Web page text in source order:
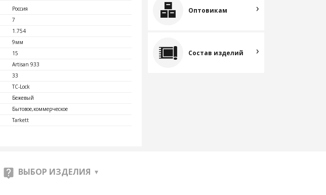
Россия
7
1.754
9мм
15
Artisan 933
33
TС-Lock
Бежевый
Бытовое,коммерческое
Tarkett
Оптовикам
Состав изделий
ВЫБОР ИЗДЕЛИЯ